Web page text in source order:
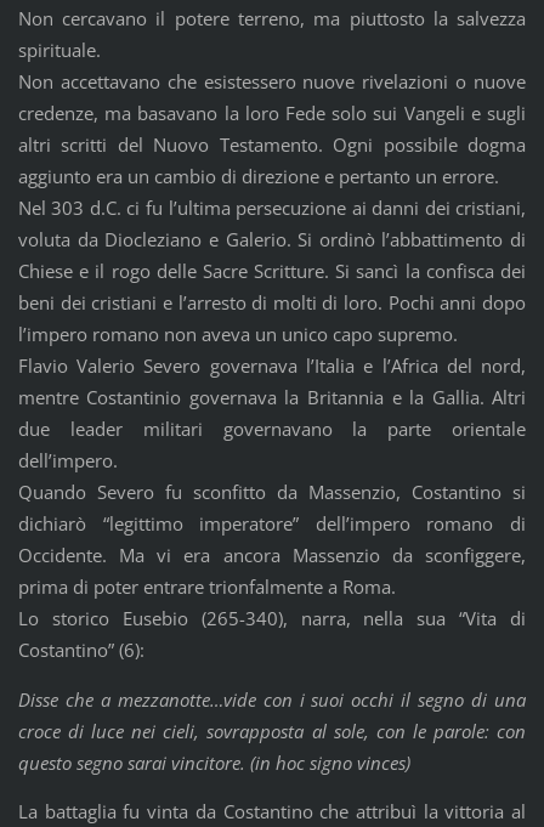
Non cercavano il potere terreno, ma piuttosto la salvezza
spirituale.
Non accettavano che esistessero nuove rivelazioni o nuove
credenze, ma basavano la loro Fede solo sui Vangeli e sugli
altri scritti del Nuovo Testamento. Ogni possibile dogma
aggiunto era un cambio di direzione e pertanto un errore.
Nel 303 d.C. ci fu l’ultima persecuzione ai danni dei cristiani,
voluta da Diocleziano e Galerio. Si ordinò l’abbattimento di
Chiese e il rogo delle Sacre Scritture. Si sancì la confisca dei
beni dei cristiani e l’arresto di molti di loro. Pochi anni dopo
l’impero romano non aveva un unico capo supremo.
Flavio Valerio Severo governava l’Italia e l’Africa del nord,
mentre Costantinio governava la Britannia e la Gallia. Altri
due leader militari governavano la parte orientale
dell’impero.
Quando Severo fu sconfitto da Massenzio, Costantino si
dichiarò “legittimo imperatore” dell’impero romano di
Occidente. Ma vi era ancora Massenzio da sconfiggere,
prima di poter entrare trionfalmente a Roma.
Lo storico Eusebio (265-340), narra, nella sua “Vita di
Costantino” (6):
Disse che a mezzanotte…vide con i suoi occhi il segno di una
croce di luce nei cieli, sovrapposta al sole, con le parole: con
questo segno sarai vincitore. (in hoc signo vinces)
La battaglia fu vinta da Costantino che attribuì la vittoria al